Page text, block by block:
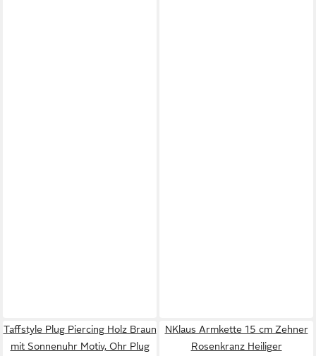
Taffstyle Plug Piercing Holz Braun
mit Sonnenuhr Motiv, Ohr Plug
NKlaus Armkette 15 cm Zehner
Rosenkranz Heiliger